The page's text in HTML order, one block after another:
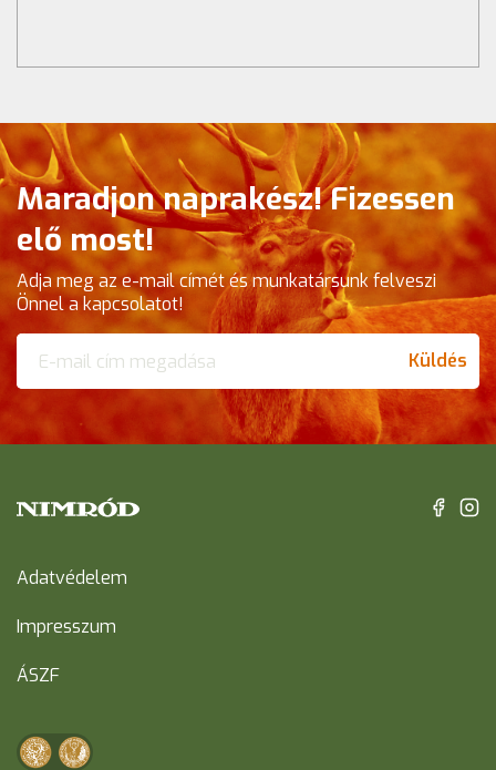
Maradjon naprakész! Fizessen
elő most!
Adja meg az e-mail címét és munkatársunk felveszi
Önnel a kapcsolatot!
Küldés
Adatvédelem
Impresszum
ÁSZF